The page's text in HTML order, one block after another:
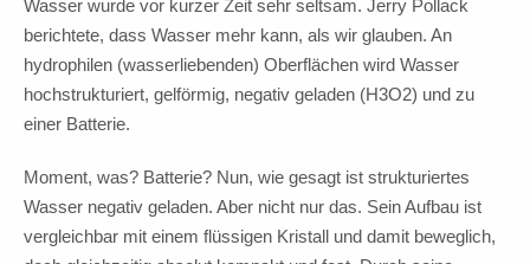
Wasser wurde vor kurzer Zeit sehr seltsam. Jerry Pollack
berichtete, dass Wasser mehr kann, als wir glauben. An
hydrophilen (wasserliebenden) Oberflächen wird Wasser
hochstrukturiert, gelförmig, negativ geladen (H3O2) und zu
einer Batterie.
Moment, was? Batterie? Nun, wie gesagt ist strukturiertes
Wasser negativ geladen. Aber nicht nur das. Sein Aufbau ist
vergleichbar mit einem flüssigen Kristall und damit beweglich,